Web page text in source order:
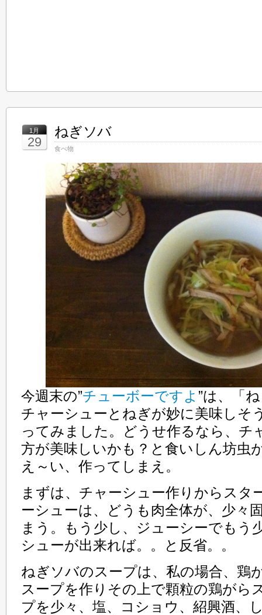
1月
29
ねぎソバ
食べ物
今週末の”チューボーですよ ”は、「
チャーシューとねぎが妙に美味しそ
ってみました。どうせ作るなら、チ
方が美味しいかも？と食いしん坊虫
え～い、作ってしまえ。
まずは、チャーシュー作りからスタ
ーシューは、どうも肉全体が、少々
まう。もう少し、ジューシーでもう
シューが出来れば。。と反省。。
ねぎソバのスープは、私の場合、鶏
スープを作りその上で顆粒の鶏がら
プを少々、塩、コショウ、紹興酒、